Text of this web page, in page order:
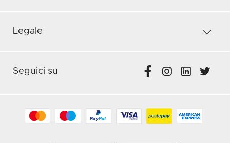
Legale
Seguici su